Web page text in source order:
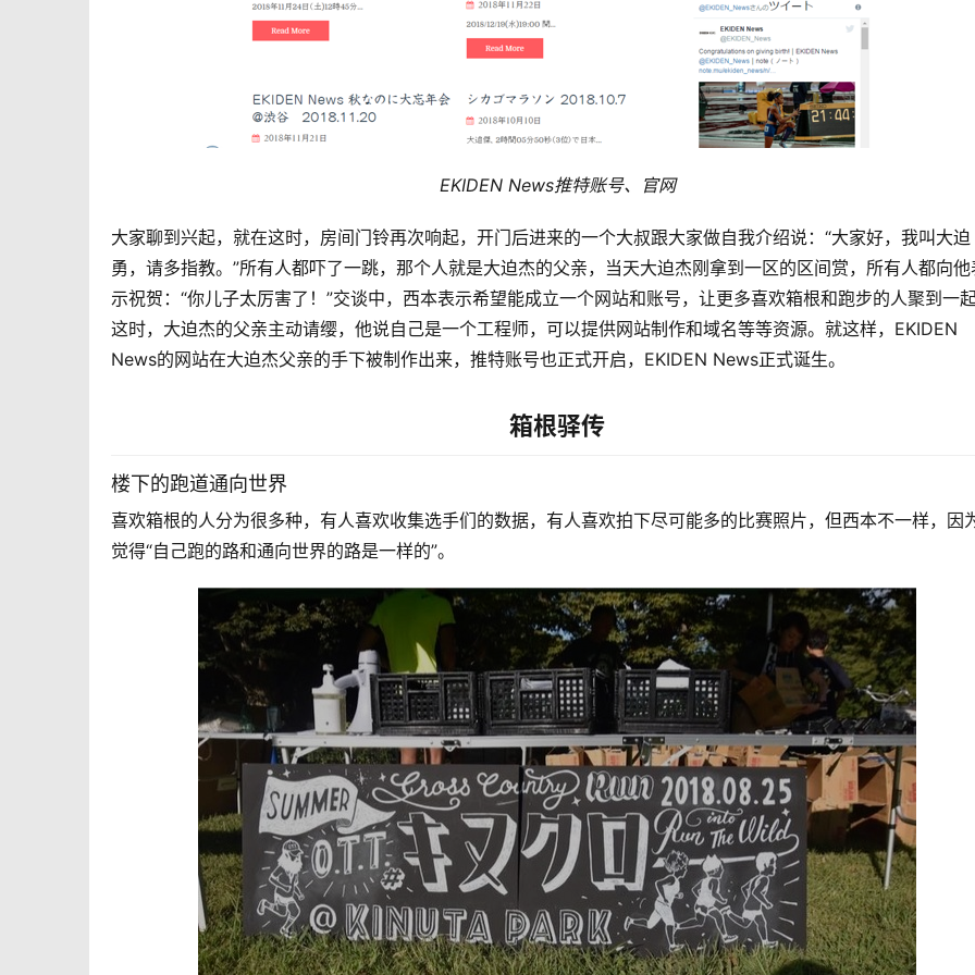
EKIDEN News推特账号、官网
大家聊到兴起， 就在这时，房间门铃再次响起，开门后进来的一个大叔跟大家做自我介绍说：“大家好，我叫大迫
勇，请多指教。”所有人都吓了一跳，那个人就是大迫杰的父亲，当天大迫杰刚拿到一区的区间赏，所有人都向他
示祝贺：“你儿子太厉害了！”交谈中，西本表示希望能成立一个网站和账号，让更多喜欢箱根和跑步的人聚到一
这时，大迫杰的父亲主动请缨，他说自己是一个工程师，可以提供网站制作和域名等等资源。就这样，EKIDEN
News的网站在大迫杰父亲的手下被制作出来，推特账号也正式开启， EKIDEN News正式诞生。
箱根驿传
楼下的跑道通向世界
喜欢箱根的人分为很多种，有人喜欢收集选手们的数据，有人喜欢拍下尽可能多的比赛照片，但西本不一样，因
觉得“自己跑的路和通向世界的路是一样的”。